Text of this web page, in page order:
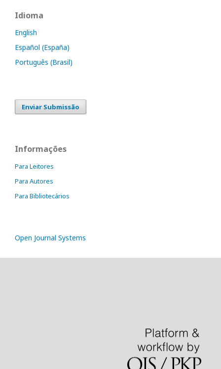
Idioma
English
Español (España)
Português (Brasil)
Enviar Submissão
Informações
Para Leitores
Para Autores
Para Bibliotecários
Open Journal Systems